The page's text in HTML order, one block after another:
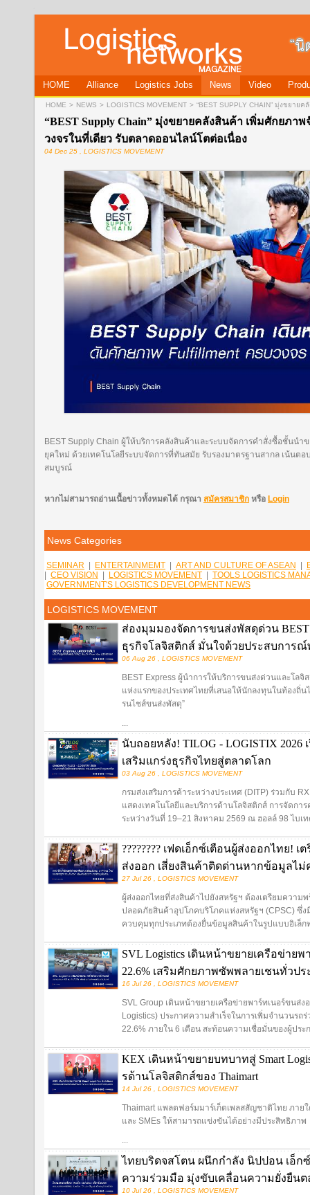
HOME Alliance Logistics Jobs News Video
HOME > NEWS > LOGISTICS MOVEMENT > “BEST SUPPLY CHAIN” มุ่งขยาย
“BEST Supply Chain” มุ่งขยายคลังสินค้า เพิ่มศักยภา
วงจรในที่เดียว รับตลาดออนไลน์โตต่อเนื่อง
04 Dec 25 , LOGISTICS MOVEMENT
BEST Supply Chain ผู้ให้บริการคลังสินค้าและระบบจัดการคำสั่งซื้อชั้นนำ
ยุคใหม่ ด้วยเทคโนโลยีระบบจัดการที่ทันสมัย รับรองมาตรฐานสากล เน้นต
สมบูรณ์
หากไม่สามารถอ่านเนื้อข่าวทั้งหมดได้ กรุณา สมัครสมาชิก หรือ Login
News Categories
SEMINAR ENTERTAINMEMT ART AND CULTURE OF ASEAN
CEO VISION LOGISTICS MOVEMENT
TOOLS LOGISTICS
GOVERNMENT'S LOGISTICS DEVELOPMENT NEWS
LOGISTICS MOVEMENT
ส่องมุมมองจัดการขนส่งพัสดุด่วน
ธุรกิจโลจิสติกส์ มั่นใจด้วยประสบกา
06 Aug 26 , LOGISTICS MOVEMENT
BEST Express ผู้นำการให้บริการขนส่งด่วนและโล
แห่งแรกของประเทศไทยที่เสนอให้นักลงทุนในท้องถิ่
รนไชส์ขนส่งพัสดุ”
...
นับถอยหลัง! TILOG - LOGISTIX
เสริมแกร่งธุรกิจไทยสู่ตลาดโลก
03 Aug 26 , LOGISTICS MOVEMENT
กรมส่งเสริมการค้าระหว่างประเทศ (DITP) ร่วมกับ
แสดงเทคโนโลยีและบริการด้านโลจิสติกส์ การจัดก
ระหว่างวันที่ 19–21 สิงหาคม 2569 ณ ฮอลล์ 98 ไบเ
???????? เฟดเอ็กซ์เตือนผู้ส่งออกไทย!
ส่งออก เสี่ยงสินค้าติดด่านหากข้อมูลไม่
27 Jul 26 , LOGISTICS MOVEMENT
ผู้ส่งออกไทยที่ส่งสินค้าไปยังสหรัฐฯ ต้องเตรียมควา
ปลอดภัยสินค้าอุปโภคบริโภคแห่งสหรัฐฯ (CPSC) ซึ่
ควบคุมทุกประเภทต้องยื่นข้อมูลสินค้าในรูปแบบอิเล็ก
SVL Logistics เดินหน้าขยายเครือข่าย
22.6% เสริมศักยภาพซัพพลายเชนทั่วปร
16 Jul 26 , LOGISTICS MOVEMENT
SVL Group เดินหน้าขยายเครือข่ายพาร์ทเนอร์ขนส่ง
Logistics) ประกาศความสำเร็จในการเพิ่มจำนวนร
22.6% ภายใน 6 เดือน สะท้อนความเชื่อมั่นของผู้ประ
KEX เดินหน้าขยายบทบาทสู่ Smart
รด้านโลจิสติกส์ของ Thaimart
14 Jul 26 , LOGISTICS MOVEMENT
Thaimart แพลตฟอร์มมาร์เก็ตเพลสสัญชาติไทย ภาย
และ SMEs ให้สามารถแข่งขันได้อย่างมีประสิทธิภาพ
...
ไทยบริดจสโตน ผนึกกำลัง นิปปอน เอ็ก
ความร่วมมือ มุ่งขับเคลื่อนความยั่งยืน
10 Jul 26 , LOGISTICS MOVEMENT